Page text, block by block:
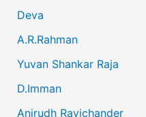
Deva
A.R.Rahman
Yuvan Shankar Raja
D.Imman
Anirudh Ravichander